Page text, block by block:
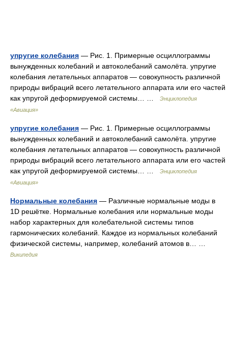
упругие колебания — Рис. 1. Примерные осциллограммы
вынужденных колебаний и автоколебаний самолёта. упругие
колебания летательных аппаратов — совокупность различной
природы вибраций всего летательного аппарата или его частей
как упругой деформируемой системы… …
Энциклопедия
«Авиация»
упругие колебания — Рис. 1. Примерные осциллограммы
вынужденных колебаний и автоколебаний самолёта. упругие
колебания летательных аппаратов — совокупность различной
природы вибраций всего летательного аппарата или его частей
как упругой деформируемой системы… …
Энциклопедия
«Авиация»
Нормальные колебания — Различные нормальные моды в
1D решётке. Нормальные колебания или нормальные моды
набор характерных для колебательной системы типов
гармонических колебаний. Каждое из нормальных колебаний
физической системы, например, колебаний атомов в… …
Википедия